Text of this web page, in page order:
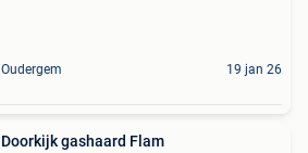
Oudergem 19 jan 26
Doorkijk gashaard Flam